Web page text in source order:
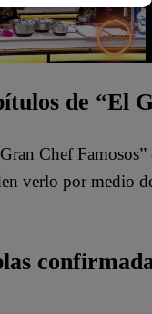
de “El
Chef
verlo por medio